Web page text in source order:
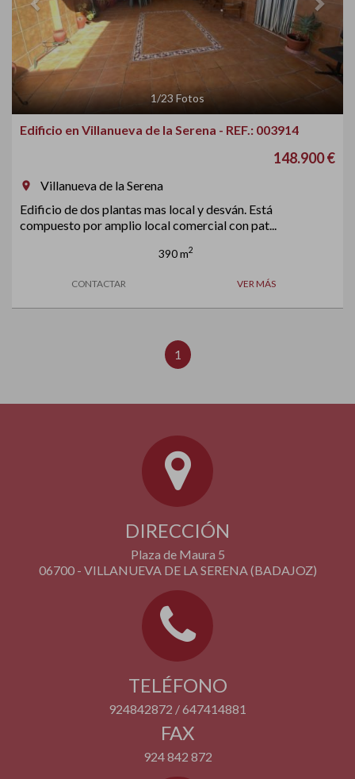
1/23Fotos
Edificio en Villanueva de la Serena - REF.: 003914
148.900 €
room
Villanueva de la Serena
Edificio de dos plantas mas local y desván. Está
compuesto por amplio local comercial con pat...
390 m2
CONTACTAR VER MÁS
1
DIRECCIÓN
Plaza de Maura 5
06700 - VILLANUEVA DE LA SERENA (BADAJOZ)
TELÉFONO
924842872 / 647414881
FAX
924 842 872